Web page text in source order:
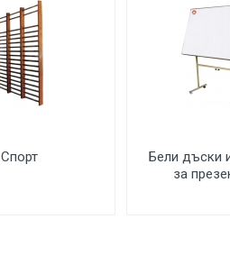
Спорт
Бели дъски
за